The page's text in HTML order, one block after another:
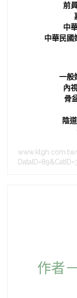
前
中
中華民國
一般
內
骨
陰
作者